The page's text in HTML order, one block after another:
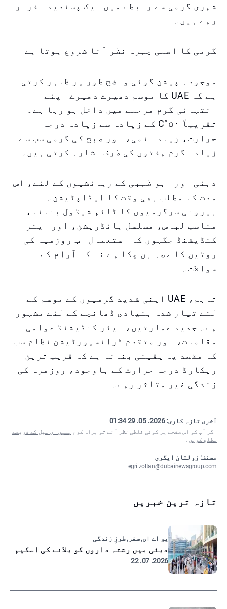
شہری گرمی سے رابطے میں ایک پسندیدہ فرار
رہے ہیں۔
گرمی کا اصلی چہرہ نظر آنا شروع ہوتا ہے
موجودہ پیشن گوئی واضح طور پر ظاہر کرتی
ہے کہ UAE کا موسم دھیرے دھیرے اپنے
انتہائی گرم مرحلے میں داخل ہو رہا ہے۔
تقریباً ۵۰°C کے زیادہ سے زیادہ درجہ
حرارت، زیادہ نمی، اور صبح کی گرمی سب سے
زیادہ گرم ہفتوں کی طرف اشارہ کرتی ہیں۔
دبئی اور ابو ظہبی کے رہائشیوں کے لئے، اس
مدت کا مطلب بھی وقت کا ایڈاپٹیشن۔
بیرونی سرگرمیوں کا ٹائم شیڈول بنانا،
مناسب لباس، مسلسل ہائڈریشن، اور ایئر
کنڈیشنڈ جگہوں کا استعمال اب روزمیہ کی
روٹین کا حصہ بن چکا ہے نہ کہ آرام کے
سوالات۔
تاہم، UAE اپنی شدید گرمیوں کے موسم کے
لئے تیار شدہ بنیادی ڈھانچے کے لئے مشہور
ہے۔ جدید عمارتیں، ایئر کنڈیشنڈ عوامی
مقامات، اور متقدم ٹرانسپورٹیشن نظام سب
کا مقصد یہ یقینی بنانا ہے کہ قریب ترین
ریکارڈ درجہ حرارت کے باوجود، روزمرہ کی
زندگی غیر متاثر رہے۔
آخری تازہ کاری:2026. 05. 29 01:34
اگر آپ کو اس صفحے پر کوئی غلطی نظر آئے تو براہ کرم ہمیں ای میل کے ذریعے
مطلع کریں ۔
مصنف: زولتان ایگری
egri.zoltan@dubainewsgroup.com
تازہ ترین خبریں
یو اے ای, سفر, طرزِ زندگی
دبئی میں رشتہ داروں کو بلانے کی اسکیم
2026. 07. 22